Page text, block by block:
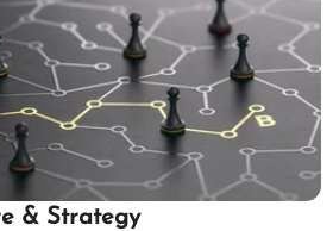
& Strategy